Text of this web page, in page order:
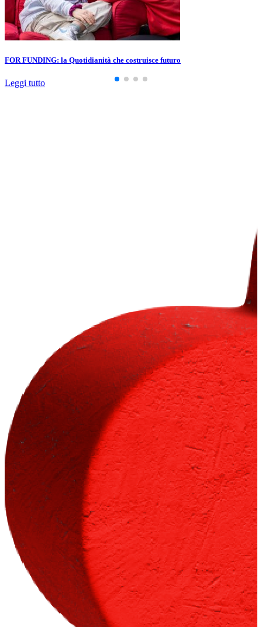
FOR FUNDING: la Quotidianità che costruisce futuro
Leggi tutto